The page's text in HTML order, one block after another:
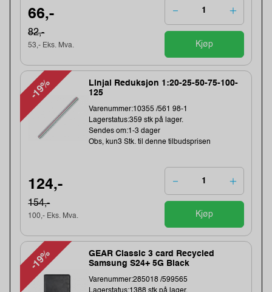
66,-
82,-
53,- Eks. Mva. Kjøp
-19%
Linjal Reduksjon 1:20-25-50-75-100-
125
Varenummer:10355 /561 98-1
Lagerstatus:359 stk på lager.
Sendes om:1-3 dager
Obs, kun3 Stk. til denne tilbudsprisen
124,-
154,-
100,- Eks. Mva. Kjøp
-19%
GEAR Classic 3 card Recycled
Samsung S24+ 5G Black
Varenummer:285018 /599565